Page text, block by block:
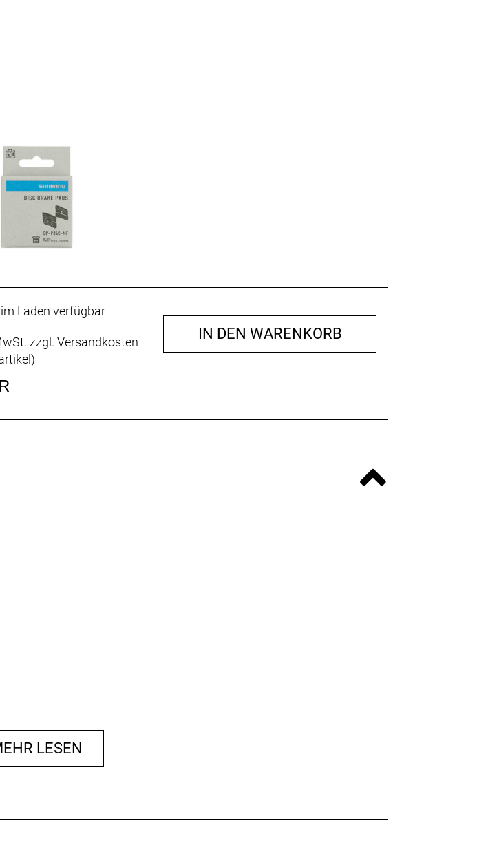
Laden verfügbar
zzgl. Versandkosten
)
IN DEN WARENKORB
LESEN